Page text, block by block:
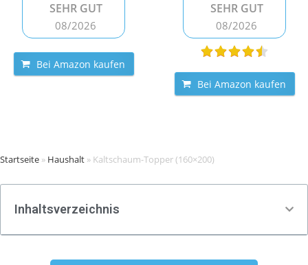
SEHR GUT
08/2026
Bei Amazon kaufen
SEHR GUT
08/2026
Bei Amazon kaufen
Startseite » Haushalt » Kaltschaum-Topper (160×200)
Inhaltsverzeichnis